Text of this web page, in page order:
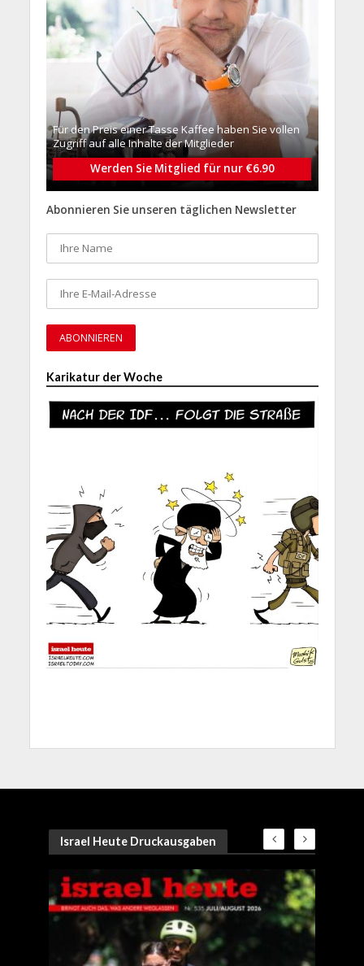
Für den Preis einer Tasse Kaffee haben Sie vollen
Zugriff auf alle Inhalte der Mitglieder
Werden Sie Mitglied für nur €6.90
Abonnieren Sie unseren täglichen Newsletter
Karikatur der Woche
Israel Heute Druckausgaben